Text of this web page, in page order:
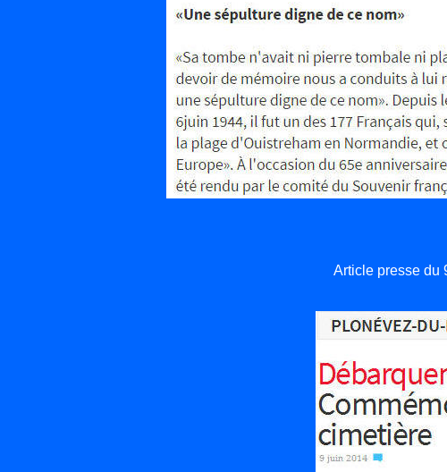
Article presse du